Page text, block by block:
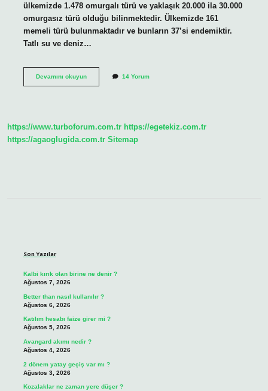
ülkemizde 1.478 omurgalı türü ve yaklaşık 20.000 ila 30.000
omurgasız türü olduğu bilinmektedir. Ülkemizde 161
memeli türü bulunmaktadır ve bunların 37’si endemiktir.
Tatlı su ve deniz…
Devamını okuyunÜlkemizin
14 Yorum
https://www.turboforum.com.tr https://egetekiz.com.tr
https://agaoglugida.com.tr Sitemap
Son Yazılar
Kalbi kırık olan birine ne denir ?
Ağustos 7, 2026
Better than nasıl kullanılır ?
Ağustos 6, 2026
Katılım hesabı faize girer mi ?
Ağustos 5, 2026
Avangard akımı nedir ?
Ağustos 4, 2026
2 dönem yatay geçiş var mı ?
Ağustos 3, 2026
Kozalaklar ne zaman yere düşer ?